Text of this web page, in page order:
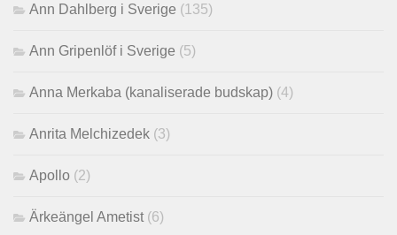
Ann Dahlberg i Sverige (135)
Ann Gripenlöf i Sverige (5)
Anna Merkaba (kanaliserade budskap) (4)
Anrita Melchizedek (3)
Apollo (2)
Ärkeängel Ametist (6)